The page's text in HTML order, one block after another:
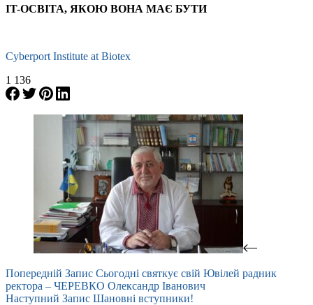
IT-ОСВІТА, ЯКОЮ ВОНА МАЄ БУТИ
Cyberport Institute at Biotex
1 136
Попередній Запис Сьогодні святкує свій Ювілей радник
ректора – ЧЕРЕВКО Олександр Іванович
Наступний Запис Шановні вступники!